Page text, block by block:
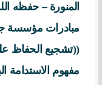
المنورة – حفظه
مبادرات مؤسسة
((تشجيع الحفاظ
مفهوم الاستدامة